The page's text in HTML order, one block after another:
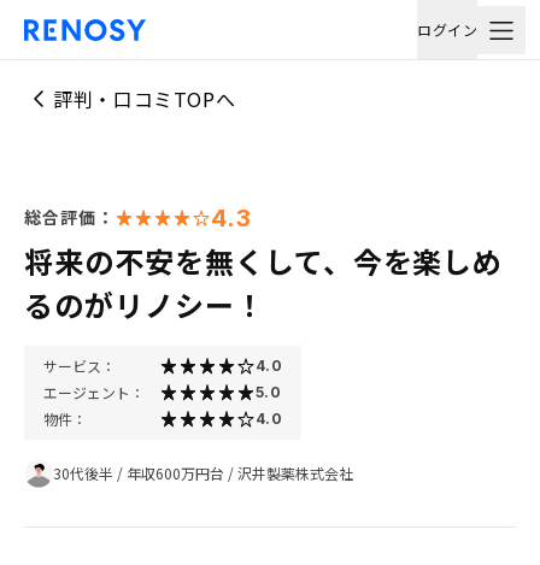
ログイン
評判・口コミTOPへ
総合評価： 4.3
将来の不安を無くして、今を楽しめ
るのがリノシー！
サービス： 4.0
エージェント： 5.0
物件： 4.0
30代後半 / 年収600万円台 /沢井製薬株式会社